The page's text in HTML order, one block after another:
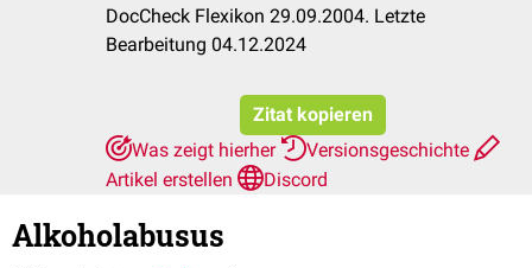
DocCheck Flexikon 29.09.2004. Letzte
Bearbeitung 04.12.2024
Zitat kopieren
Was zeigt hierher
Versionsgeschichte
Artikel erstellen
Discord
Alkoholabusus